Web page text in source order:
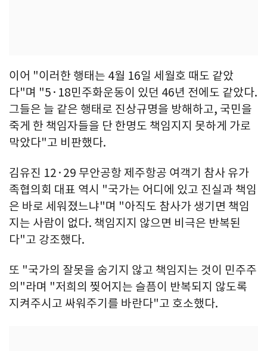
이어 "이러한 행태는 4월 16일 세월호 때도 같았
다"며 "5·18민주화운동이 있던 46년 전에도 같았다.
그들은 늘 같은 행태로 진상규명을 방해하고, 국민을
죽게 한 책임자들을 단 한명도 책임지지 못하게 가로
막았다"고 비판했다.
김유진 12·29 무안공항 제주항공 여객기 참사 유가
족협의회 대표 역시 "국가는 어디에 있고 진실과 책임
은 바로 세워졌느냐"며 "아직도 참사가 생기면 책임
지는 사람이 없다. 책임지지 않으면 비극은 반복된
다"고 강조했다.
또 "국가의 잘못을 숨기지 않고 책임지는 것이 민주주
의"라며 "저희의 찢어지는 슬픔이 반복되지 않도록
지켜주시고 싸워주기를 바란다"고 호소했다.